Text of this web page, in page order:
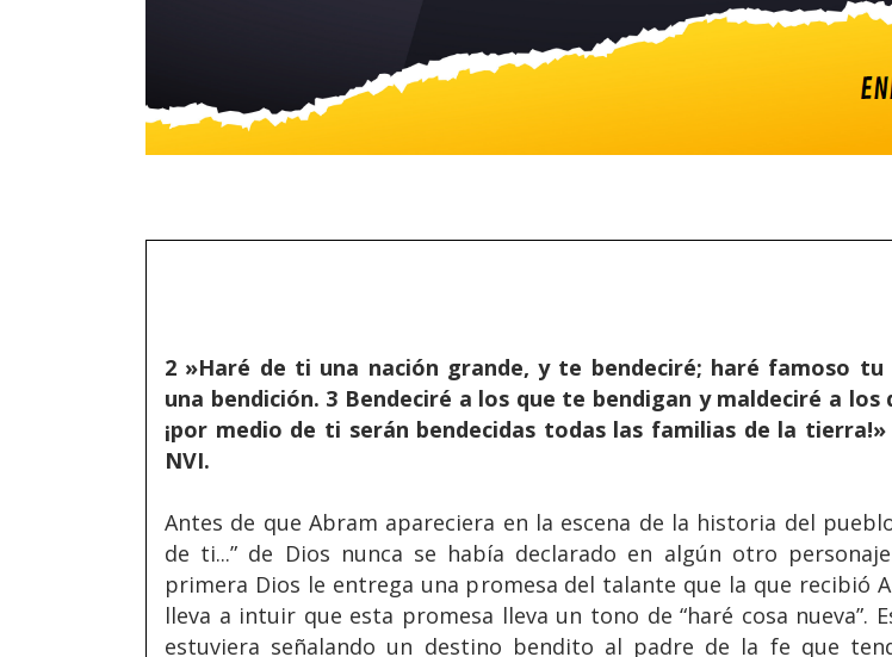
2 »Haré de ti una nación grande, y te bendeciré; haré famoso tu
una bendición. 3 Bendeciré a los que te bendigan y maldeciré a los
¡por medio de ti serán bendecidas todas las familias de la tierra!»
NVI.
Antes de que Abram apareciera en la escena de la historia del
de ti...” de Dios nunca se había declarado en algún otro
primera Dios le entrega una promesa del talante que la que recibió
lleva a intuir que esta promesa lleva un tono de “haré cosa nueva”.
estuviera señalando un destino bendito al padre de la fe que